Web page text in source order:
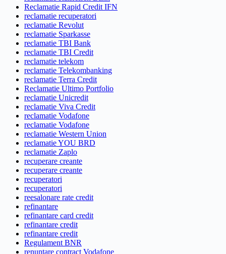
Reclamatie Rapid Credit IFN
reclamatie recuperatori
reclamatie Revolut
reclamatie Sparkasse
reclamatie TBI Bank
reclamatie TBI Credit
reclamatie telekom
reclamatie Telekombanking
reclamatie Terra Credit
Reclamatie Ultimo Portfolio
reclamatie Unicredit
reclamatie Viva Credit
reclamatie Vodafone
reclamatie Vodafone
reclamatie Western Union
reclamatie YOU BRD
reclamatie Zaplo
recuperare creante
recuperare creante
recuperatori
recuperatori
reesalonare rate credit
refinantare
refinantare card credit
refinantare credit
refinantare credit
Regulament BNR
renuntare contract Vodafone